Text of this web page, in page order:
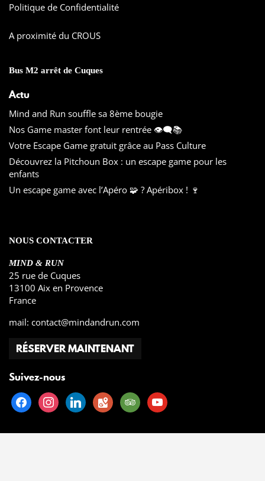
Politique de Confidentialité
A proximité du CROUS
Bus M2 arrêt de Cuques
Actu
Mind and Run souffle sa 8ème bougie
Nos Game master font leur rentrée 👁️‍🗨️📚
Votre Escape Game gratuit grâce au Pass Culture
Découvrez la Pitchoun Box : un escape game pour les
enfants
Un escape game avec l’Apéro 🧩 ? Apéribox ! 🍷
NOUS CONTACTER
MIND & RUN
25 rue de Cuques
13100 Aix en Provence
France
mail: contact@mindandrun.com
RÉSERVER MAINTENANT
Suivez-nous
facebookinstagramlinkedingoogle-
maps
tripadvisor
youtube